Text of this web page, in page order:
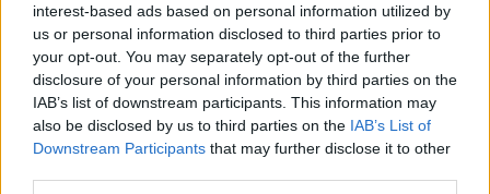
interest-based ads based on personal information utilized by
us or personal information disclosed to third parties prior to
your opt-out. You may separately opt-out of the further
disclosure of your personal information by third parties on the
IAB’s list of downstream participants. This information may
also be disclosed by us to third parties on the IAB’s List of
Downstream Participants that may further disclose it to other